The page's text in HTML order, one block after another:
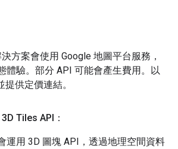
方案會使用 Google 地圖平台服務，
體驗。部分 API 可能會產生費用。以
供定價連結。
Tiles API：
運用 3D 圖塊 API，透過地理空間資料